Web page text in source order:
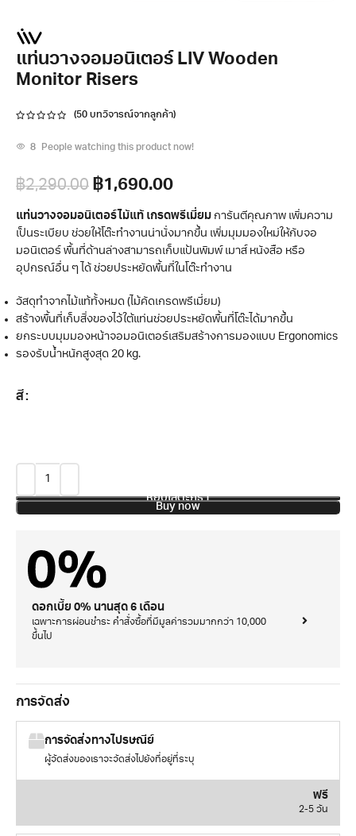
แท่นวางจอมอนิเตอร์ LIV Wooden
Monitor Risers
(50 บทวิจารณ์จากลูกค้า)
8 People watching this product now!
฿2,290.00 ฿1,690.00
แท่นวางจอมอนิเตอร์ไม้แท้ เกรดพรีเมี่ยม การันตีคุณภาพ เพิ่มความ
เป็นระเบียบ ช่วยให้โต๊ะทำงานน่านั่งมากขึ้น เพิ่มมุมมองใหม่ให้กับจอ
มอนิเตอร์ พื้นที่ด้านล่างสามารถเก็บแป้นพิมพ์ เมาส์ หนังสือ หรือ
อุปกรณ์อื่น ๆ ได้ ช่วยประหยัดพื้นที่ในโต๊ะทำงาน
วัสดุทำจากไม้แท้ทั้งหมด (ไม้คัดเกรดพรีเมี่ยม)
สร้างพื้นที่เก็บสิ่งของไว้ใต้แท่นช่วยประหยัดพื้นที่โต๊ะได้มากขึ้น
ยกระบบมุมมองหน้าจอมอนิเตอร์เสริมสร้างการมองแบบ Ergonomics
รองรับน้ำหนักสูงสุด 20 kg.
สี
หยิบใส่ตะกร้า
Buy now
ดอกเบี้ย 0% นานสุด 6 เดือน
เฉพาะการผ่อนชำระ คำสั่งซื้อที่มีมูลค่ารวมมากกว่า 10,000
ขึ้นไป
การจัดส่ง
การจัดส่งทางไปรษณีย์
ผู้จัดส่งของเราจะจัดส่งไปยังที่อยู่ที่ระบุ
ฟรี
2-5 วัน